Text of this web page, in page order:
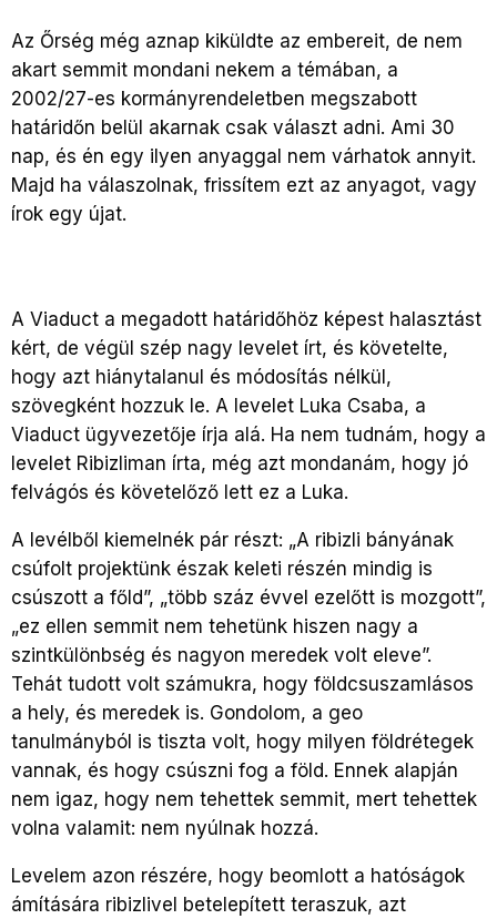
Az Őrség még aznap kiküldte az embereit, de nem
akart semmit mondani nekem a témában, a
2002/27-es kormányrendeletben megszabott
határidőn belül akarnak csak választ adni. Ami 30
nap, és én egy ilyen anyaggal nem várhatok annyit.
Majd ha válaszolnak, frissítem ezt az anyagot, vagy
írok egy újat.
A Viaduct a megadott határidőhöz képest halasztást
kért, de végül szép nagy levelet írt, és követelte,
hogy azt hiánytalanul és módosítás nélkül,
szövegként hozzuk le. A levelet Luka Csaba, a
Viaduct ügyvezetője írja alá. Ha nem tudnám, hogy a
levelet Ribizliman írta, még azt mondanám, hogy jó
felvágós és követelőző lett ez a Luka.
A levélből kiemelnék pár részt: „A ribizli bányának
csúfolt projektünk észak keleti részén mindig is
csúszott a főld”, „több száz évvel ezelőtt is mozgott”,
„ez ellen semmit nem tehetünk hiszen nagy a
szintkülönbség és nagyon meredek volt eleve”.
Tehát tudott volt számukra, hogy földcsuszamlásos
a hely, és meredek is. Gondolom, a geo
tanulmányból is tiszta volt, hogy milyen földrétegek
vannak, és hogy csúszni fog a föld. Ennek alapján
nem igaz, hogy nem tehettek semmit, mert tehettek
volna valamit: nem nyúlnak hozzá.
Levelem azon részére, hogy beomlott a hatóságok
ámítására ribizlivel betelepített teraszuk, azt